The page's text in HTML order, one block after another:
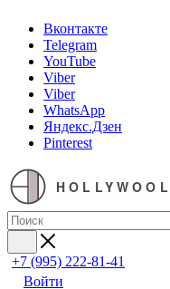
Вконтакте
Telegram
YouTube
Viber
Viber
WhatsApp
Яндекс.Дзен
Pinterest
HOLLYWOOL
+7 (995) 222-81-41
Войти